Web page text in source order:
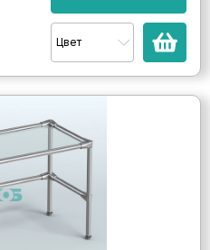
Цвет